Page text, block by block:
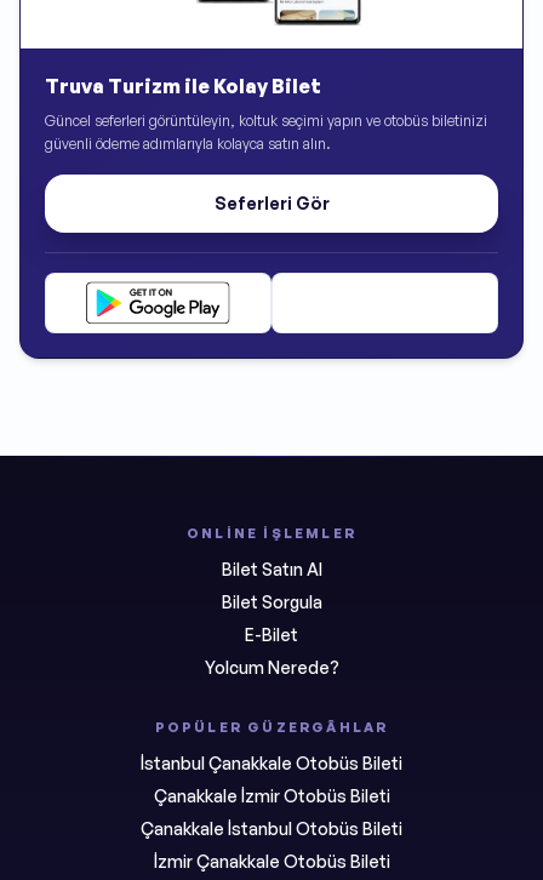
Truva Turizm ile Kolay Bilet
Güncel seferleri görüntüleyin, koltuk seçimi yapın ve otobüs biletinizi
güvenli ödeme adımlarıyla kolayca satın alın.
Seferleri Gör
ONLINE İŞLEMLER
Bilet Satın Al
Bilet Sorgula
E-Bilet
Yolcum Nerede?
POPÜLER GÜZERGÂHLAR
İstanbul Çanakkale Otobüs Bileti
Çanakkale İzmir Otobüs Bileti
Çanakkale İstanbul Otobüs Bileti
İzmir Çanakkale Otobüs Bileti